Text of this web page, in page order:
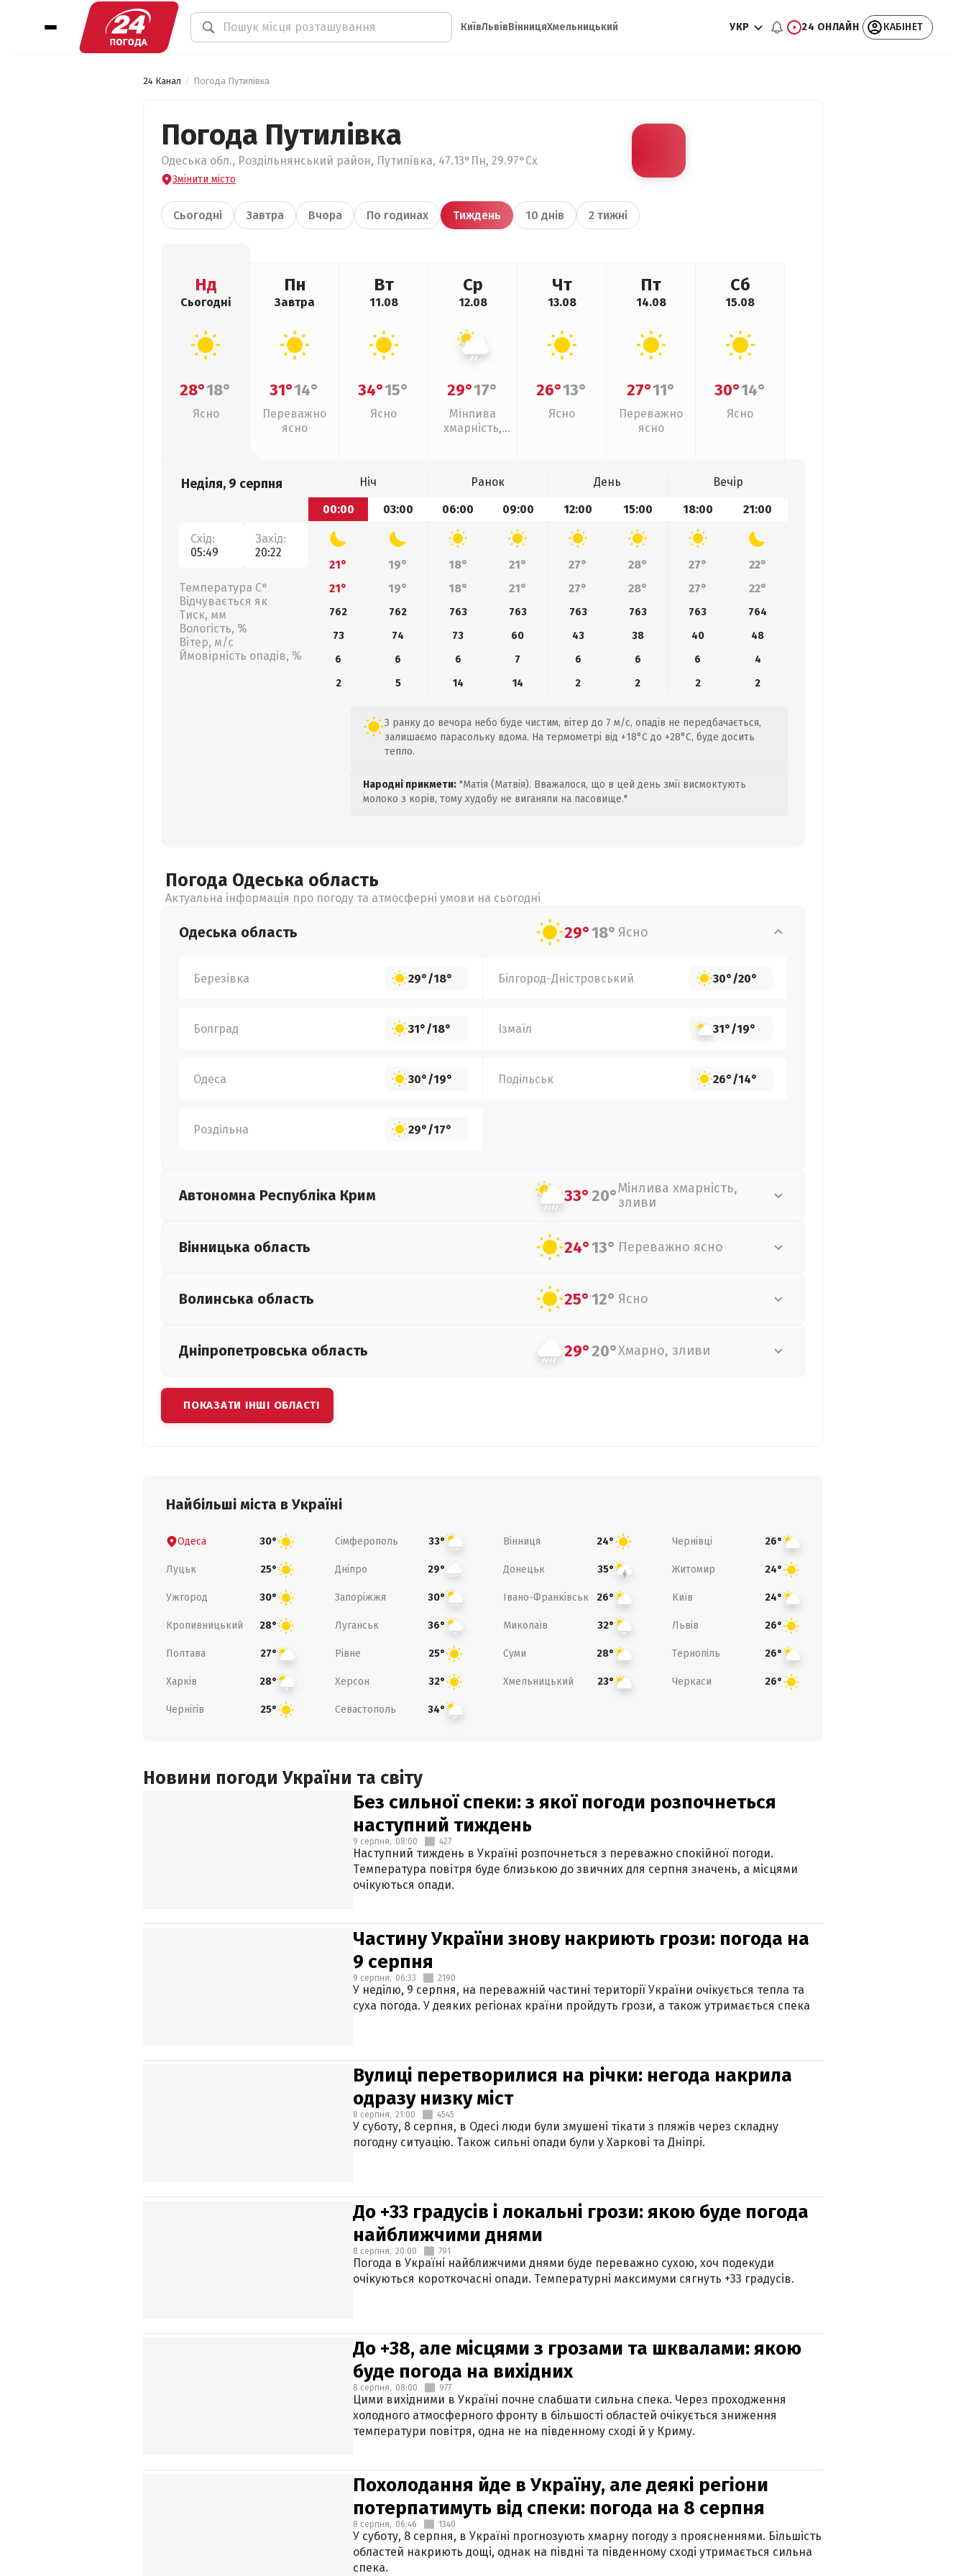
КиївЛьвівВінницяХмельницький УКР 24 ОНЛАЙН КАБІНЕТ
24 Канал Погода Путилівка
Погода Путилівка
Одеська обл., Роздільнянський район, Путилівка, 47.13°Пн, 29.97°Сх
Змінити місто
Сьогодні Завтра Вчора По годинах Тиждень 10 днів 2 тижні
Нд
Сьогодні
28°18°
Ясно
Пн
Завтра
31°14°
Переважно
ясно
Вт
11.08
34°15°
Ясно
Ср
12.08
29°17°
Мінлива
хмарність,
Чт
13.08
26°13°
Ясно
Пт
14.08
27°11°
Переважно
ясно
Сб
15.08
30°14°
Ясно
Неділя, 9 серпня
Схід:
05:49
Захід:
20:22
Температура С°
Відчувається як
Тиск, мм
Вологість, %
Вітер, м/с
Ймовірність опадів, %
Ніч Ранок День
Вечір
00:00
03:00 06:00 09:00 12:00 15:00 18:00 21:00
21° 19° 18° 21° 27° 28° 27°
22°
21°
19° 18° 21° 27° 28° 27° 22°
762 762 763 763 763 763 763
764
73
74 73 60 43 38 40
48
6
6 6 7 6 6 6
4
2
5 14 14 2 2 2 2
З ранку до вечора небо буде чистим, вітер до 7 м/с, опадів не передбачається,
залишаємо парасольку вдома. На термометрі від +18°C до +28°C, буде досить
тепло.
Народні прикмети: "Матія (Матвія). Вважалося, що в цей день змії висмоктують
молоко з корів, тому худобу не виганяли на пасовище."
Погода Одеська область
Актуальна інформація про погоду та атмосферні умови на сьогодні
Одеська область 29°18° Ясно
Березівка 29°/18° Білгород-Дністровський 30°/20°
Болград 31°/18° Ізмаїл 31°/19°
Одеса 30°/19° Подільськ 26°/14°
Роздільна 29°/17°
Автономна Республіка Крим 33°20°Мінлива хмарність,
зливи
Вінницька область 24°13° Переважно ясно
Волинська область 25°12° Ясно
Дніпропетровська область 29°20°Хмарно, зливи
ПОКАЗАТИ ІНШІ ОБЛАСТІ
Найбільші міста в Україні
Одеса 30° Сімферополь 33° Вінниця 24° Чернівці 26°
Луцьк 25° Дніпро 29° Донецьк 35° Житомир 24°
Ужгород 30° Запоріжжя 30° Івано-Франківськ 26° Київ 24°
Кропивницький 28° Луганськ 36° Миколаїв 32° Львів 26°
Полтава 27° Рівне 25° Суми 28° Тернопіль 26°
Харків 28° Херсон 32° Хмельницький 23° Черкаси 26°
Чернігів 25° Севастополь 34°
Новини погоди України та світу
Без сильної спеки: з якої погоди розпочнеться
наступний тиждень
9 серпня, 08:00 427
Наступний тиждень в Україні розпочнеться з переважно спокійної погоди.
Температура повітря буде близькою до звичних для серпня значень, а місцями
очікуються опади.
Частину України знову накриють грози: погода на
9 серпня
9 серпня, 06:33 2190
У неділю, 9 серпня, на переважній частині території України очікується тепла та
суха погода. У деяких регіонах країни пройдуть грози, а також утримається спека
Вулиці перетворилися на річки: негода накрила
одразу низку міст
8 серпня, 21:00 4545
У суботу, 8 серпня, в Одесі люди були змушені тікати з пляжів через складну
погодну ситуацію. Також сильні опади були у Харкові та Дніпрі.
До +33 градусів і локальні грози: якою буде погода
найближчими днями
8 серпня, 20:00 791
Погода в Україні найближчими днями буде переважно сухою, хоч подекуди
очікуються короткочасні опади. Температурні максимуми сягнуть +33 градусів.
До +38, але місцями з грозами та шквалами: якою
буде погода на вихідних
8 серпня, 08:00 977
Цими вихідними в Україні почне слабшати сильна спека. Через проходження
холодного атмосферного фронту в більшості областей очікується зниження
температури повітря, одна не на південному сході й у Криму.
Похолодання йде в Україну, але деякі регіони
потерпатимуть від спеки: погода на 8 серпня
8 серпня, 06:46 1340
У суботу, 8 серпня, в Україні прогнозують хмарну погоду з проясненнями. Більшість
областей накриють дощі, однак на півдні та південному сході утримається сильна
спека.